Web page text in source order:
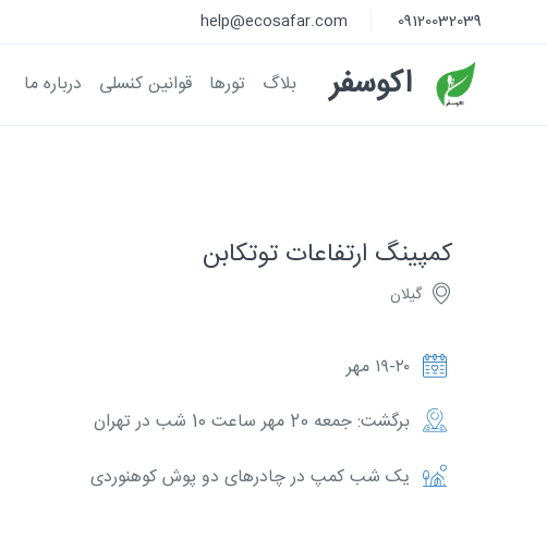
09120032039
help@ecosafar.com
اکوسفر بلاگ تور‌ها قوانین کنسلی درباره ما
کمپینگ ارتفاعات توتکابن
گیلان
۱۹-۲۰ مهر
برگشت: جمعه 20 مهر ساعت 10 شب در تهران
یک شب کمپ در چادرهای دو پوش کوهنوردی